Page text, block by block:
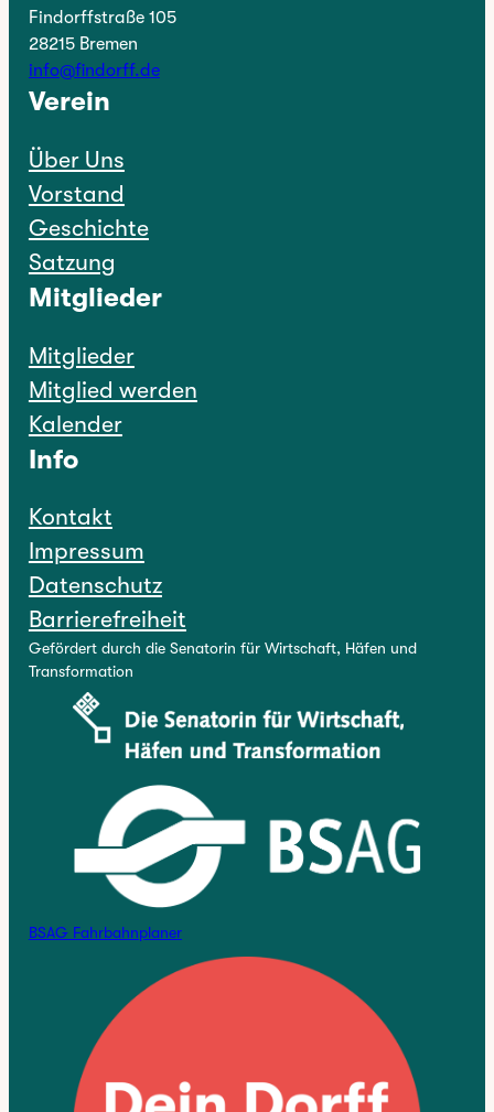
Findorffstraße 105
28215 Bremen
info@findorff.de
Verein
Über Uns
Vorstand
Geschichte
Satzung
Mitglieder
Mitglieder
Mitglied werden
Kalender
Info
Kontakt
Impressum
Datenschutz
Barrierefreiheit
Gefördert durch die Senatorin für Wirtschaft, Häfen und
Transformation
BSAG Fahrbahnplaner